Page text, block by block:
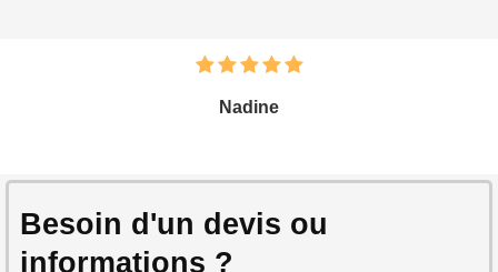
Nadine
Besoin d'un devis ou
informations ?